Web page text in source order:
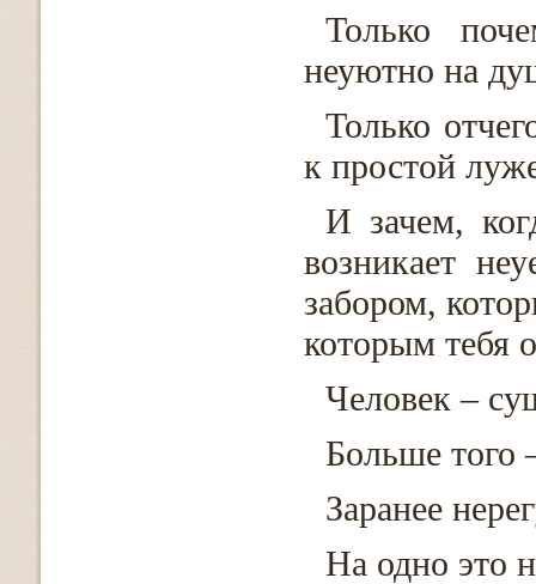
Только
неуютно на
Только
к простой
И зачем,
возникает
забором,
которым тебя
Человек –
Больше того
Заранее
На одно это